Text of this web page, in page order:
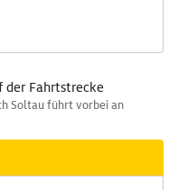
der Fahrtstrecke
Soltau führt vorbei an